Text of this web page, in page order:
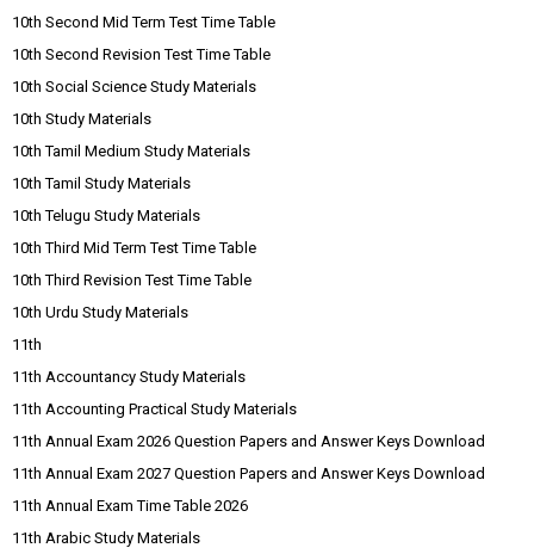
10th Second Mid Term Test Time Table
10th Second Revision Test Time Table
10th Social Science Study Materials
10th Study Materials
10th Tamil Medium Study Materials
10th Tamil Study Materials
10th Telugu Study Materials
10th Third Mid Term Test Time Table
10th Third Revision Test Time Table
10th Urdu Study Materials
11th
11th Accountancy Study Materials
11th Accounting Practical Study Materials
11th Annual Exam 2026 Question Papers and Answer Keys Download
11th Annual Exam 2027 Question Papers and Answer Keys Download
11th Annual Exam Time Table 2026
11th Arabic Study Materials